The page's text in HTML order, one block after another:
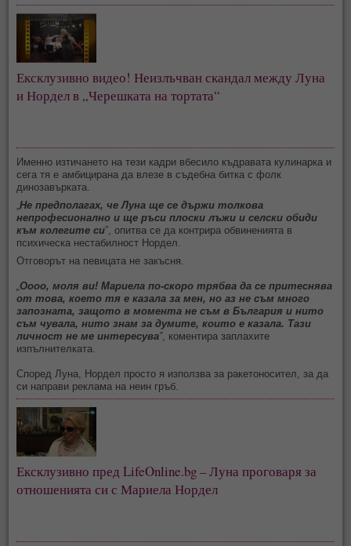
Ексклузивно видео! Неизлъчван скандал между Луна
и Нордел в „Черешката на тортата“
Именно изтичането на тези кадри вбесило къдравата кулинарка и
сега тя е амбицирана да влезе в съдебна битка с фолк
динозавърката.
„Не предполагах, че Луна ще се държи толкова
непрофесионално и ще ръси плоски лъжи и селски обиди
към колегите си”, опитва се да контрира обвиненията в
психическа нестабилност Нордел.
Отговорът на певицата не закъсня.
Оооо, моля ви! Мариела по-скоро трябва да се притеснява
от това, което тя е казала за мен, но аз не съм много
запозната, защото в момента не съм в България и нито
съм чувала, нито знам за думите, които е казала. Тази
личност не ме интересува”, коментира заплахите
изпълнителката.
Според Луна, Нордел просто я използва за ракетоносител, за да
си направи реклама на неин гръб.
Ексклузивно пред LifeOnline.bg – Луна проговаря за
отношенията си с Мариела Нордел